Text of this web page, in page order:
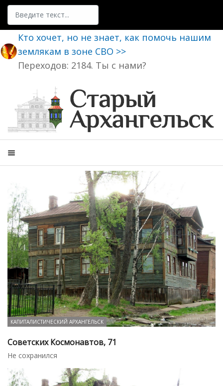
Поиск
Кто хочет, но не знает, как помочь нашим
землякам в зоне СВО >>
Переходов: 2184. Ты с нами?
КАПИТАЛИСТИЧЕСКИЙ АРХАНГЕЛЬСК
Советских Космонавтов, 71
Не сохранился